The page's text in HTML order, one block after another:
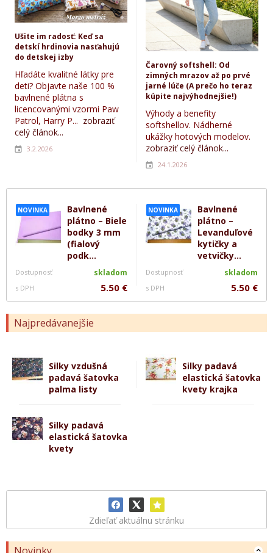
NOVINKA
Bavlnené
plátno – Biele
bodky 3 mm
(fialový
podk...
Dostupnosť skladom
s DPH 5.50 €
NOVINKA
Bavlnené
plátno –
Levanduľové
kytičky a
vetvičky...
Dostupnosť skladom
s DPH 5.50 €
Najpredávanejšie
Silky vzdušná
padavá šatovka
palma listy
Silky padavá
elastická šatovka
kvety krajka
Silky padavá
elastická šatovka
kvety
Zdieľať aktuálnu stránku
Ušite im radosť: Keď sa
detskí hrdinovia nasťahujú
do detskej izby
Hľadáte kvalitné látky pre
deti? Objavte naše 100 %
bavlnené plátna s
licencovanými vzormi Paw
Patrol, Harry P... zobraziť
celý článok...
3.2.2026
Čarovný softshell: Od
zimných mrazov až po prvé
jarné lúče (A prečo ho teraz
kúpite najvýhodnejšie!)
Výhody a benefity
softshellov. Nádherné
ukážky hotových modelov.
zobraziť celý článok...
24.1.2026